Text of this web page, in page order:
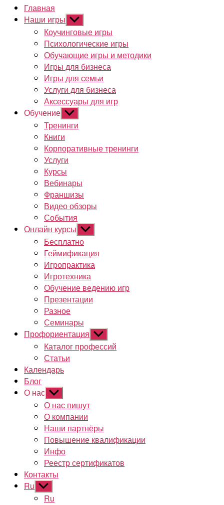
Главная
Наши игры Показывать
подменю
Коучинговые игры
Психологические игры
Обучающие игры и методики
Игры для бизнеса
Игры для семьи
Услуги для бизнеса
Аксессуары для игр
Обучение Показывать
подменю
Тренинги
Книги
Корпоративные тренинги
Услуги
Курсы
Вебинары
Франшизы
Видео обзоры
События
Онлайн курсы Показывать
подменю
Бесплатно
Геймификация
Игропрактика
Игротехника
Обучение ведению игр
Презентации
Разное
Семинары
Профориентация Показывать
подменю
Каталог профессий
Статьи
Календарь
Блог
О нас Показывать
подменю
О нас пишут
О компании
Наши партнёры
Повышение квалификации
Инфо
Реестр сертификатов
Контакты
Ru Показывать
подменю
Ru